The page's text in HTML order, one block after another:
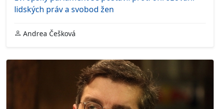
lidských práv a svobod žen
Andrea Češková